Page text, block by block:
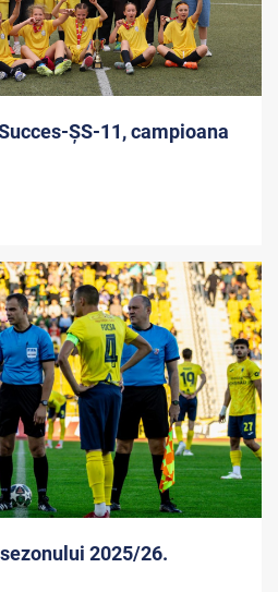
ȘS-11, campioana
2025/26.